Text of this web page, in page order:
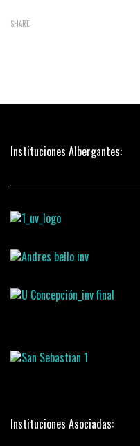
SHARE
Instituciones Albergantes:
Instituciones Asociadas: